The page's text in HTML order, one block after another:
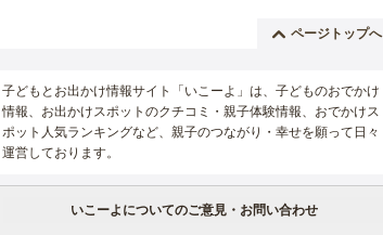
ページトップへ
子どもとお出かけ情報サイト「いこーよ」は、子どものおでかけ
情報、お出かけスポットのクチコミ・親子体験情報、おでかけス
ポット人気ランキングなど、親子のつながり・幸せを願って日々
運営しております。
いこーよについてのご意見・お問い合わせ